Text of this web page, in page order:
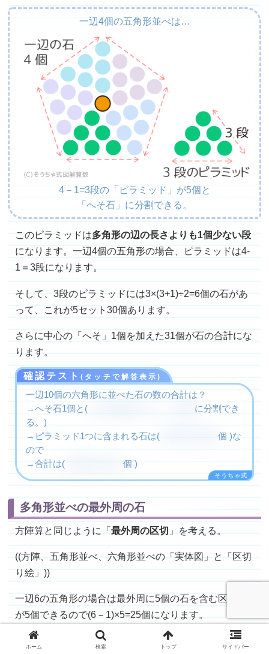
一辺4個の五角形並べは…
4－1=3段の「ピラミッド」が5個と
「へそ石」に分割できる。
このピラミッドは多角形の辺の長さよりも1個少ない段
になります。一辺4個の五角形の場合、ピラミッドは4-
1＝3段になります。
そして、3段のピラミッドには3×(3+1)÷2=6個の石があ
って、これが5セット30個あります。
さらに中心の「へそ」1個を加えた31個が石の合計にな
ります。
確認テスト(タッチで解答表示)
一辺10個の六角形に並べた石の数の合計は？
→へそ石1個と(
に分割でき
る。)
→ピラミッド1つに含まれる石は(
9×(9+1)÷2=45個 )な
ので
→合計は(
(45×6)+1=271個 )
多角形並べの最外周の石
方陣算と同じように「最外周の区切 」を考える。
((方陣、五角形並べ、六角形並べの「実体図」と「区切
り絵」))
一辺6の五角形の場合は最外周に5個の石を含む区切り
が5個できるので(6－1)×5=25個になります。
確認テスト (タッチで解答表示)
ホーム 検索 トップ サイドバー